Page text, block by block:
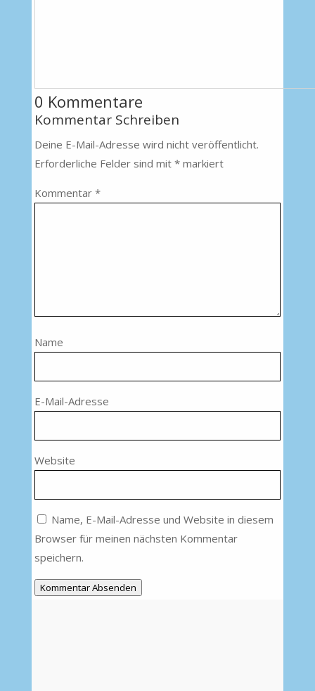
0 Kommentare
Kommentar Schreiben
Deine E-Mail-Adresse wird nicht veröffentlicht.
Erforderliche Felder sind mit *markiert
Kommentar *
Name
E-Mail-Adresse
Website
Name, E-Mail-Adresse und Website in diesem
Browser für meinen nächsten Kommentar
speichern.
Kommentar Absenden